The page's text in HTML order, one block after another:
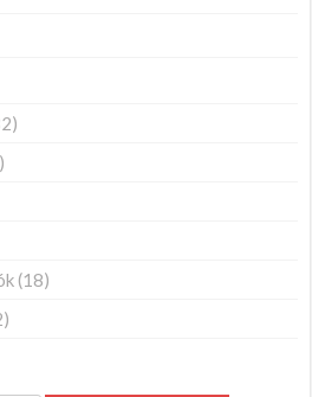
(18)